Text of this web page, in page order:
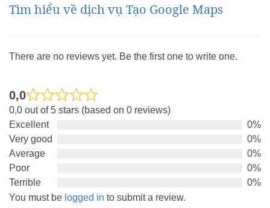
Tìm hiểu về dịch vụ Tạo Google Maps
There are no reviews yet. Be the first one to write one.
0,0
Rated
0,0 out of 5 stars (based on 0 reviews)
Excellent
0%
Very good
0%
Average
0%
Poor
0%
Terrible
0%
You must be logged in to submit a review.